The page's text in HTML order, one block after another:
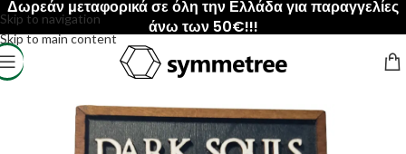
Skip to navigation
Skip to main content
Δωρεάν μεταφορικά σε όλη την Ελλάδα για παραγγελίες
άνω των 50€!!!
Αρχική σελίδα ΠΡΟΙΟΝΤΑ/Κάδρα